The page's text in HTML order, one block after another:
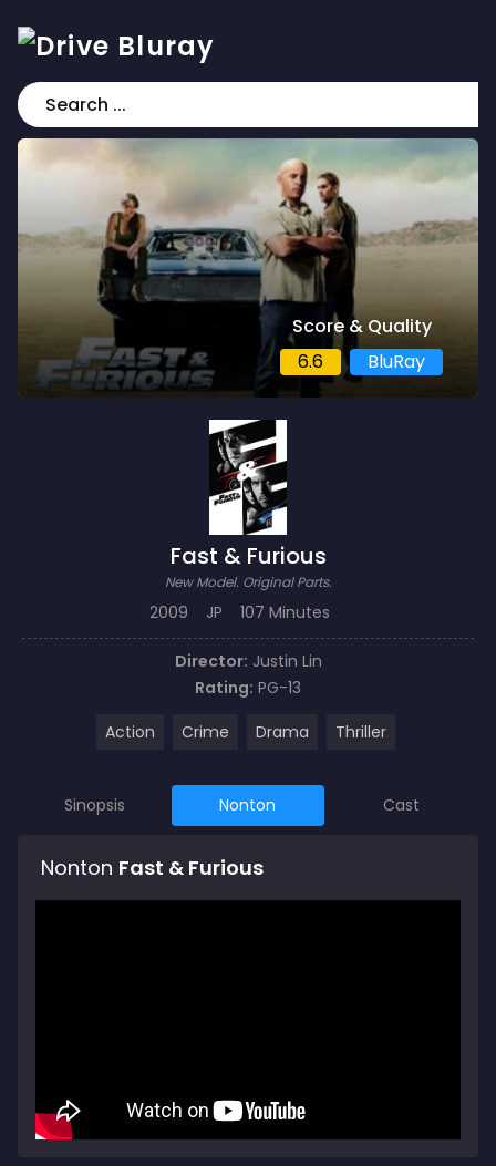
Score & Quality
6.6
BluRay
Fast & Furious
New Model. Original Parts.
2009 JP 107 Minutes
Director: Justin Lin
Rating: PG-13
Action
Crime Drama Thriller
Sinopsis Nonton Cast
Nonton Fast & Furious